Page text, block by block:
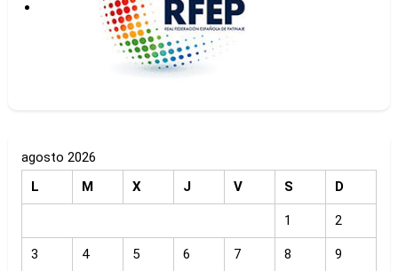
agosto 2026
L
M X J V S D
1 2
3 4 5 6 7 8 9